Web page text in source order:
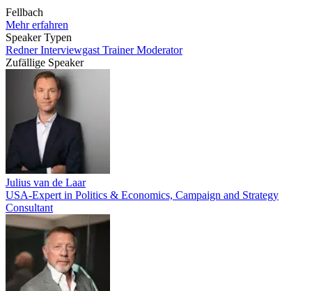
Fellbach
Mehr erfahren
Speaker Typen
RednerInterviewgast TrainerModerator
Zufällige Speaker
Julius van de Laar
USA-Expert in Politics & Economics, Campaign and Strategy
Consultant